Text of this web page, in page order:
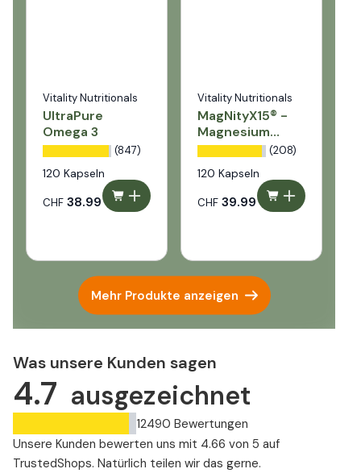
Vitality Nutritionals
UltraPure
Omega 3
(847)
120 Kapseln
CHF 38.99
Vitality Nutritionals
MagNityX15® -
Magnesium
Komplex mit 15
(208)
120 Kapseln
CHF 39.99
Mehr Produkte anzeigen
Was unsere Kunden sagen
4.7 ausgezeichnet
12490 Bewertungen
Unsere Kunden bewerten uns mit 4.66 von 5 auf
TrustedShops. Natürlich teilen wir das gerne.